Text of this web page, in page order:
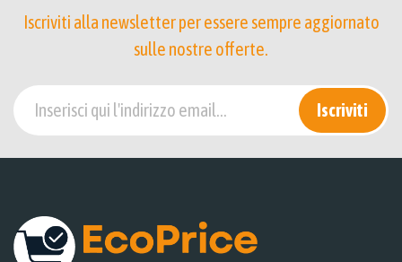
Iscriviti alla newsletter per essere sempre aggiornato
sulle nostre offerte.
Iscriviti